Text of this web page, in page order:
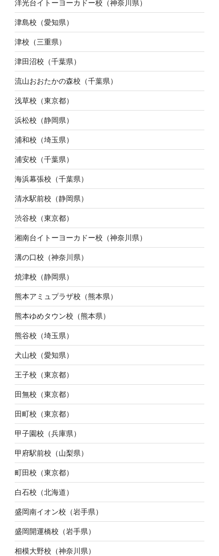
洋光台イトーヨーカドー校（神奈川県）
津島校（愛知県）
津校（三重県）
津田沼校（千葉県）
流山おおたかの森校（千葉県）
浅草校（東京都）
浜松校（静岡県）
浦和校（埼玉県）
浦安校（千葉県）
海浜幕張校（千葉県）
清水駅前校（静岡県）
渋谷校（東京都）
湘南台イトーヨーカドー校（神奈川県）
溝の口校（神奈川県）
焼津校（静岡県）
熊本アミュプラザ校（熊本県）
熊本ゆめタウン校（熊本県）
熊谷校（埼玉県）
犬山校（愛知県）
王子校（東京都）
田無校（東京都）
田町校（東京都）
甲子園校（兵庫県）
甲府駅前校（山梨県）
町田校（東京都）
白石校（北海道）
盛岡南イオン校（岩手県）
盛岡開運橋校（岩手県）
相模大野校（神奈川県）